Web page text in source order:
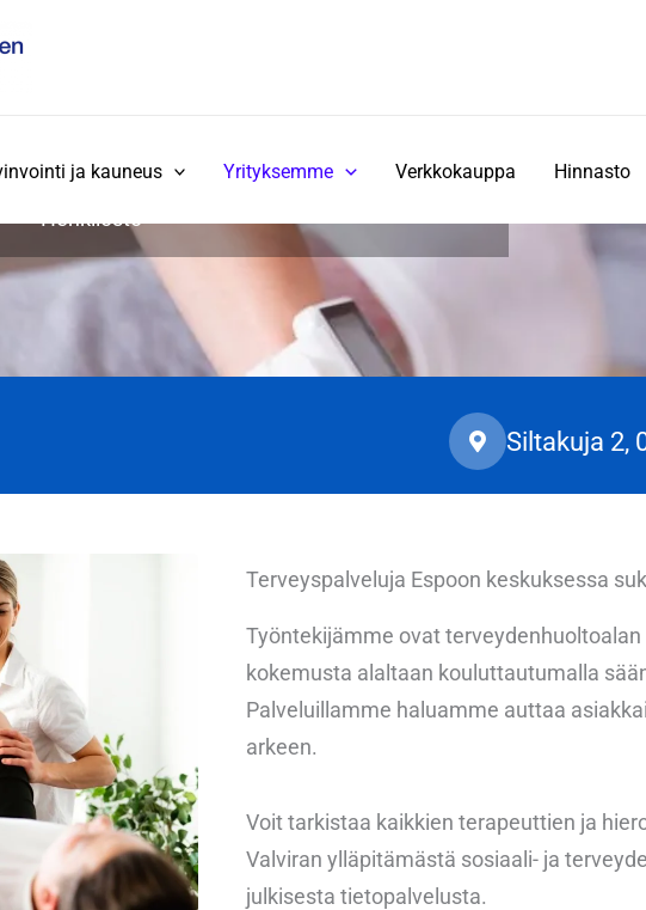
ja kauneus Yrityksemme Verkkokauppa Hinnasto
Henkilöstö
Siltakuja 2,
Terveyspalveluja Espoon keskuksessa
Työntekijämme ovat
kokemusta alaltaan kouluttautumalla
Palveluillamme haluamme auttaa
arkeen.
Voit tarkistaa kaikkien terapeuttien ja
Valviran ylläpitämästä sosiaali- ja
julkisesta tietopalvelusta.